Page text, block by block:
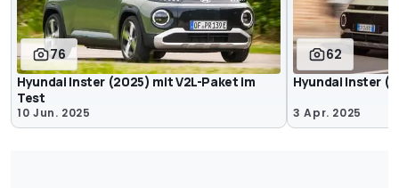
76
Hyundai Inster (2025) mit V2L-Paket im
Test
10 Jun. 2025
62
Hyundai Inster
3 Apr. 2025